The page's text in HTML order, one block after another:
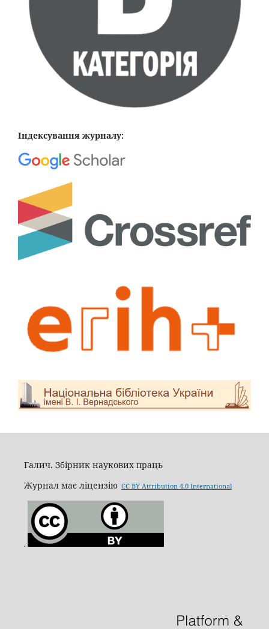
Індексування журналу:
Галич. Збірник наукових праць
Журнал має ліцензію CC BY Attribution 4.0 International
.